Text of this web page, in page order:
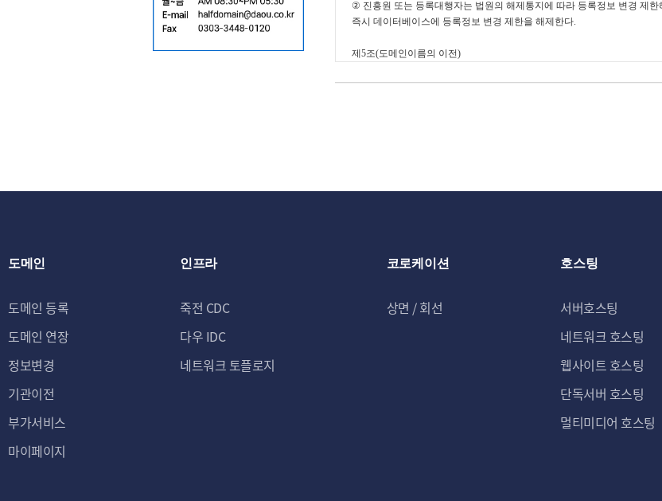
도메인
도메인 등록
도메인 연장
정보변경
기관이전
부가서비스
마이페이지
인프라
죽전 CDC
다우 IDC
네트워크 토플로지
코로케이션
상면 / 회선
호스팅
서버호스팅
네트워크 호스팅
웹사이트 호스팅
단독서버 호스팅
멀티미디어 호스팅